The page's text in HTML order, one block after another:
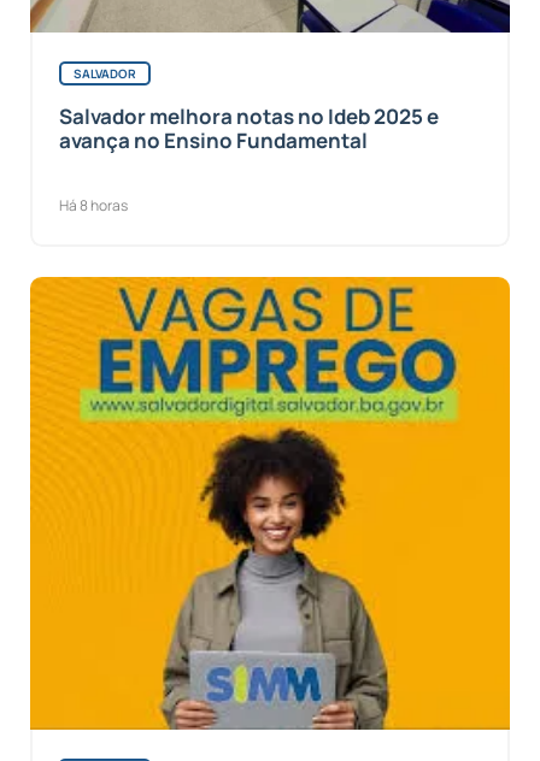
SALVADOR
Salvador melhora notas no Ideb 2025 e
avança no Ensino Fundamental
Há 8 horas